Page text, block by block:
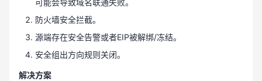
可能会导致域名联通失败。
防火墙安全拦截。
源端存在安全告警或者EIP被解绑/冻结。
安全组出方向规则关闭。
解决方案